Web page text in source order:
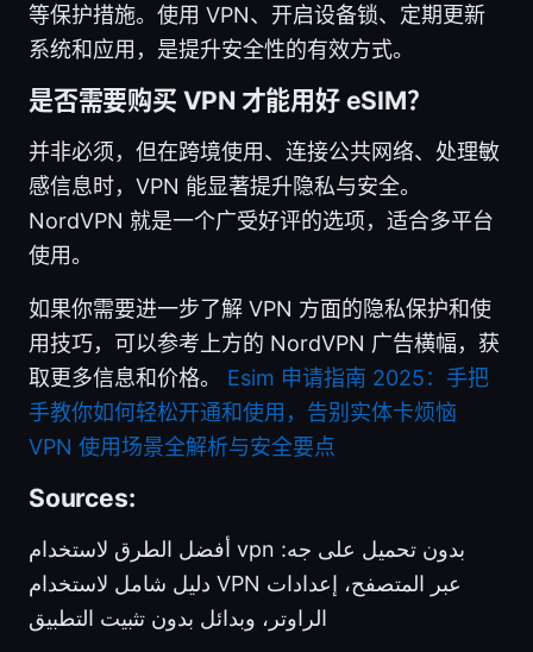
等保护措施。使用 VPN、开启设备锁、定期更新
系统和应用，是提升安全性的有效方式。
是否需要购买 VPN 才能用好 eSIM？
并非必须，但在跨境使用、连接公共网络、处理敏
感信息时，VPN 能显著提升隐私与安全。
NordVPN 就是一个广受好评的选项，适合多平台
使用。
如果你需要进一步了解 VPN 方面的隐私保护和使
用技巧，可以参考上方的 NordVPN 广告横幅，获
取更多信息和价格。 Esim 申请指南 2025：手把
手教你如何轻松开通和使用，告别实体卡烦恼
VPN 使用场景全解析与安全要点
Sources:
أفضل الطرق لاستخدام vpn بدون تحميل على جه:
دليل شامل لاستخدام VPN عبر المتصفح، إعدادات
الراوتر، وبدائل بدون تثبيت التطبيق